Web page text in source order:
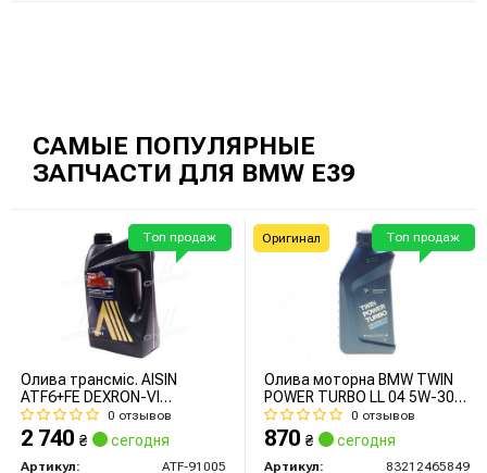
САМЫЕ ПОПУЛЯРНЫЕ
ЗАПЧАСТИ ДЛЯ BMW E39
Олива трансміс. AISIN
ATF6+FE DEXRON-VI
(Каністра 5л)0 отзывов
2 740 ₴ сегодня
Артикул:
ATF-91005
Топ продаж
Олива моторна BMW TWIN
POWER TURBO LL 04 5W-30
1л
0 отзывов
870 ₴ сегодня
Артикул:
83212465849
Топ продаж
Оригинал